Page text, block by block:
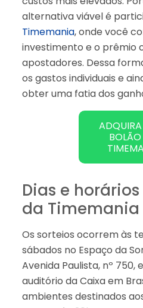
alternativa viável é
Timemania, onde você
investimento e o prêmio
apostadores. Dessa
os gastos individuais e
obter uma fatia dos
Dias e
da Timemania
Os sorteios ocorrem às
sábados no Espaço da
Avenida Paulista, nº 750,
auditório da Caixa em
ambientes destinados